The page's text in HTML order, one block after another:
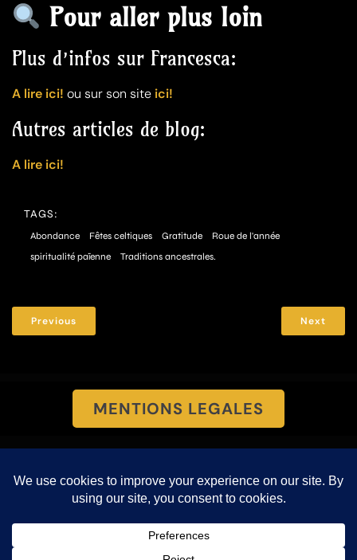
Pour aller plus loin
Plus d’infos sur Francesca:
A lire ici! ou sur son site ici!
Autres articles de blog:
A lire ici!
TAGS:
Abondance Fêtes celtiques Gratitude
Roue de l'année
spiritualité païenne
Traditions ancestrales.
Previous Next
MENTIONS LEGALES
PROTECTION DES DONNEES